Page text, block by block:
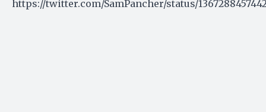
https://twitter.com/SamPancher/status/